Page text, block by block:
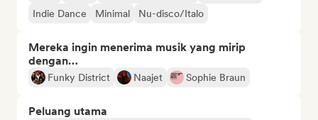
Indie Dance
Minimal Nu-disco/Italo
Mereka ingin menerima musik yang mirip
dengan…
Funky District Naajet Sophie Braun
Peluang utama